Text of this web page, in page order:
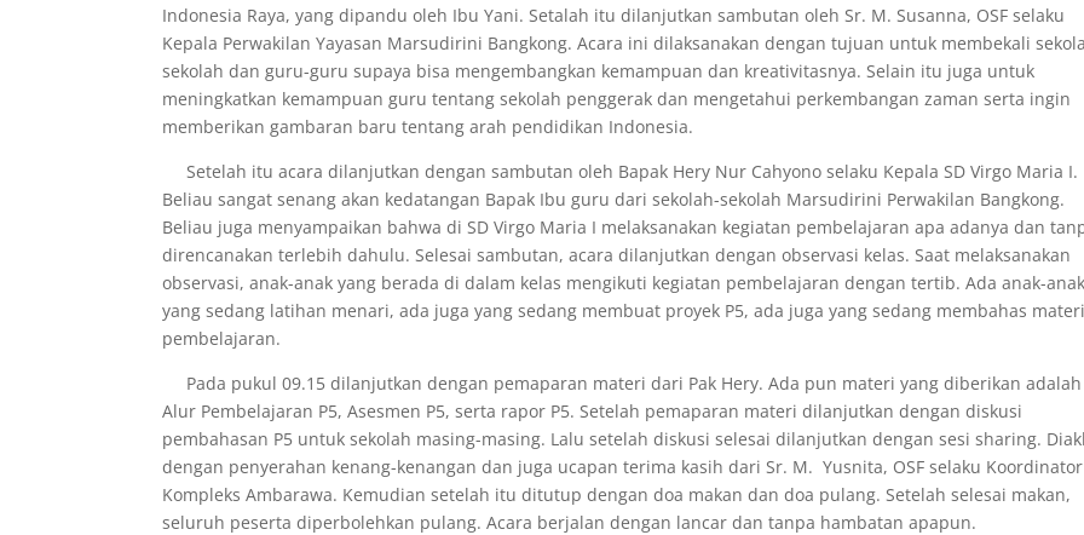
Indonesia Raya, yang dipandu oleh Ibu Yani. Setalah itu dilanjutkan sambutan oleh Sr. M. Susanna, OSF selaku
Kepala Perwakilan Yayasan Marsudirini Bangkong. Acara ini dilaksanakan dengan tujuan untuk membekali
sekolah dan guru-guru supaya bisa mengembangkan kemampuan dan kreativitasnya. Selain itu juga untuk
meningkatkan kemampuan guru tentang sekolah penggerak dan mengetahui perkembangan zaman serta ingin
memberikan gambaran baru tentang arah pendidikan Indonesia.
Setelah itu acara dilanjutkan dengan sambutan oleh Bapak Hery Nur Cahyono selaku Kepala SD Virgo Maria I.
Beliau sangat senang akan kedatangan Bapak Ibu guru dari sekolah-sekolah Marsudirini Perwakilan Bangkong.
Beliau juga menyampaikan bahwa di SD Virgo Maria I melaksanakan kegiatan pembelajaran apa adanya dan
direncanakan terlebih dahulu. Selesai sambutan, acara dilanjutkan dengan observasi kelas. Saat melaksanakan
observasi, anak-anak yang berada di dalam kelas mengikuti kegiatan pembelajaran dengan tertib. Ada anak-anak
yang sedang latihan menari, ada juga yang sedang membuat proyek P5, ada juga yang sedang membahas materi
pembelajaran.
Pada pukul 09.15 dilanjutkan dengan pemaparan materi dari Pak Hery. Ada pun materi yang diberikan adalah
Alur Pembelajaran P5, Asesmen P5, serta rapor P5. Setelah pemaparan materi dilanjutkan dengan diskusi
pembahasan P5 untuk sekolah masing-masing. Lalu setelah diskusi selesai dilanjutkan dengan sesi sharing.
dengan penyerahan kenang-kenangan dan juga ucapan terima kasih dari Sr. M. Yusnita, OSF selaku Koordinator
Kompleks Ambarawa. Kemudian setelah itu ditutup dengan doa makan dan doa pulang. Setelah selesai makan,
seluruh peserta diperbolehkan pulang. Acara berjalan dengan lancar dan tanpa hambatan apapun.